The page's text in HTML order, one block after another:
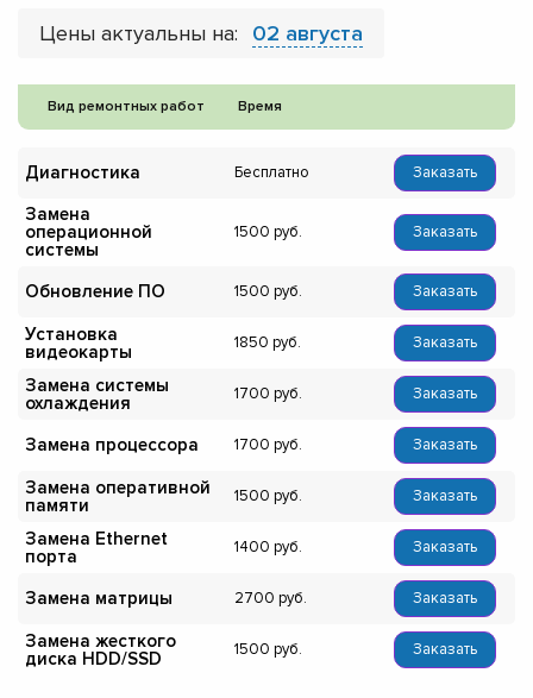
Цены актуальны на: 02 августа
Вид ремонтных работ Время
Диагностика Бесплатно Заказать
Замена
операционной
системы
1500 Заказать
Обновление ПО 1500 Заказать
Установка
видеокарты
1850 Заказать
Замена системы
охлаждения
1700 Заказать
Замена процессора 1700 Заказать
Замена оперативной
памяти
1500 Заказать
Замена Ethernet
порта
1400 Заказать
Замена матрицы 2700 Заказать
Замена жесткого
диска HDD/SSD
1500 Заказать